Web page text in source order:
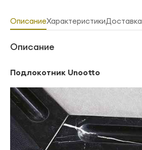
ОписаниеХарактеристикиДоставка
Описание
Подлокотник Unootto